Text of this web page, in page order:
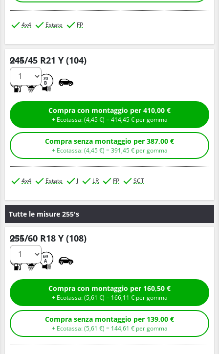
4x4 Estate FP
245/45 R21 Y (104)
70
B
Q.tà
Compra con montaggio per 410,00 €
+ Ecotassa: (4,45€ ) =414,45€ per gomma
Compra senza montaggio per 387,00 €
+ Ecotassa: (4,45€ ) =391,45€ per gomma
4x4 Estate J LR FP SCT
Tutte le misure 255's
255/60 R18 Y (108)
69
A
Q.tà
Compra con montaggio per 160,50 €
+ Ecotassa: (5,61 € ) = 166,11 € per gomma
Compra senza montaggio per 139,00 €
+ Ecotassa: (5,61 € ) = 144,61 € per gomma